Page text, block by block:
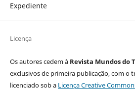
Expediente
Licença
Os autores cedem à Revista Mundos do
exclusivos de primeira publicação, com o
licenciado sob a Licença Creative